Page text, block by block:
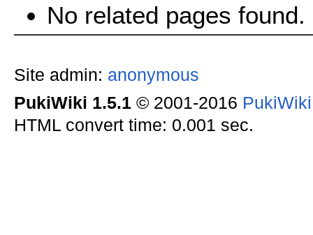
No related pages found.
Site admin: anonymous
PukiWiki 1.5.1© 2001-2016
HTML convert time: 0.001 sec.